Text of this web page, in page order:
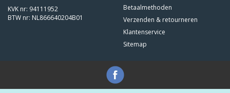
KVK nr: 94111952
BTW nr: NL866640204B01
Betaalmethoden
Verzenden & retourneren
Klantenservice
Sitemap